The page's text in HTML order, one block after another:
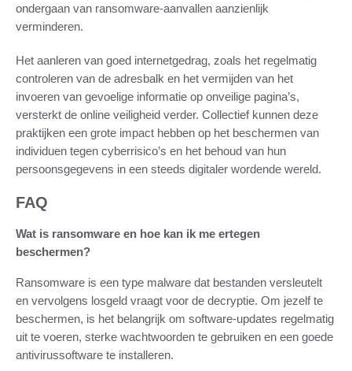
ondergaan van ransomware-aanvallen aanzienlijk
verminderen.
Het aanleren van goed internetgedrag, zoals het regelmatig
controleren van de adresbalk en het vermijden van het
invoeren van gevoelige informatie op onveilige pagina’s,
versterkt de online veiligheid verder. Collectief kunnen deze
praktijken een grote impact hebben op het beschermen van
individuen tegen cyberrisico’s en het behoud van hun
persoonsgegevens in een steeds digitaler wordende wereld.
FAQ
Wat is ransomware en hoe kan ik me ertegen
beschermen?
Ransomware is een type malware dat bestanden versleutelt
en vervolgens losgeld vraagt voor de decryptie. Om jezelf te
beschermen, is het belangrijk om software-updates regelmatig
uit te voeren, sterke wachtwoorden te gebruiken en een goede
antivirussoftware te installeren.